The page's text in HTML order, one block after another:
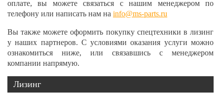
оплате, вы можете связаться с нашим менеджером по
телефону или написать нам на info@ms-parts.ru
Вы также можете оформить покупку спецтехники в лизинг
у наших партнеров. С условиями оказания услуги можно
ознакомиться ниже, или связавшись с менеджером
компании напрямую.
Лизинг